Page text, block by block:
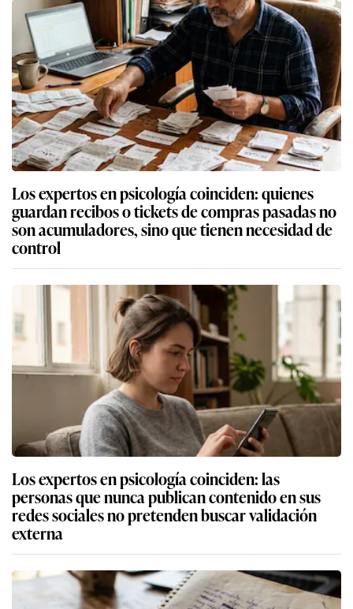
Los expertos en psicología coinciden: quienes
guardan recibos o tickets de compras pasadas no
son acumuladores, sino que tienen necesidad de
control
Los expertos en psicología coinciden: las
personas que nunca publican contenido en sus
redes sociales no pretenden buscar validación
externa